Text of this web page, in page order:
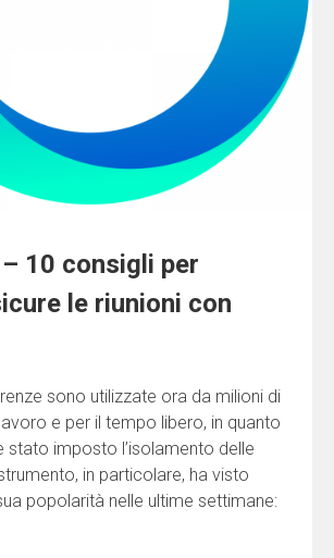
10 consigli per
le riunioni con
sono utilizzate ora da milioni di
e per il tempo libero, in quanto
stato imposto l’isolamento delle
in particolare, ha visto
popolarità nelle ultime settimane: